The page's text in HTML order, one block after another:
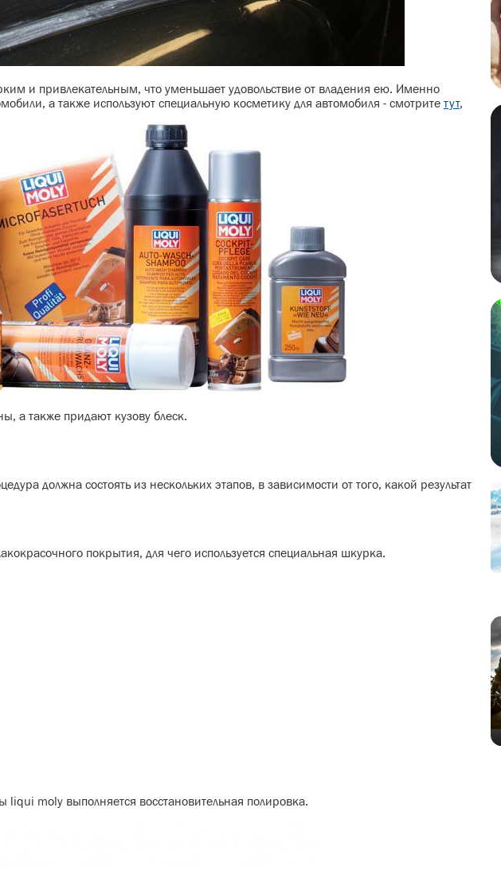
и привлекательным, что уменьшает удовольствие от владения ею. Именно
а также используют специальную косметику для автомобиля - смотрите тут,
а также придают кузову блеск.
должна состоять из нескольких этапов, в зависимости от того, какой результат
покрытия, для чего используется специальная шкурка.
liqui moly выполняется восстановительная полировка.